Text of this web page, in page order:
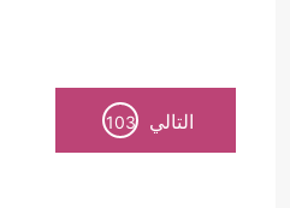
التالي 103